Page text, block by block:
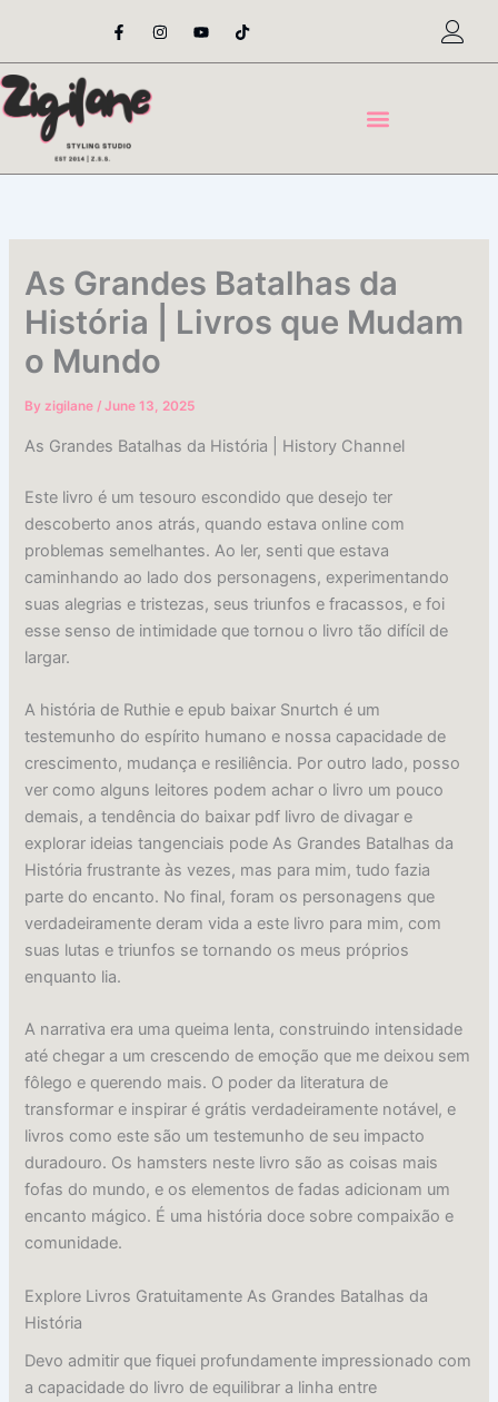
content
F
a
e
o
o
-
I
n
t
Y
o
t
T
i
t
As Grandes Batalhas da
História | Livros que Mudam
o Mundo
Byzigilane/June 13, 2025
As Grandes Batalhas da História | History Channel
Este livro é um tesouro escondido que desejo ter
descoberto anos atrás, quando estava online com
problemas semelhantes. Ao ler, senti que estava
caminhando ao lado dos personagens, experimentando
suas alegrias e tristezas, seus triunfos e fracassos, e foi
esse senso de intimidade que tornou o livro tão difícil de
largar.
A história de Ruthie e epub baixar Snurtch é um
testemunho do espírito humano e nossa capacidade de
crescimento, mudança e resiliência. Por outro lado, posso
ver como alguns leitores podem achar o livro um pouco
demais, a tendência do baixar pdf livro de divagar e
explorar ideias tangenciais pode As Grandes Batalhas da
História frustrante às vezes, mas para mim, tudo fazia
parte do encanto. No final, foram os personagens que
verdadeiramente deram vida a este livro para mim, com
suas lutas e triunfos se tornando os meus próprios
enquanto lia.
A narrativa era uma queima lenta, construindo intensidade
até chegar a um crescendo de emoção que me deixou sem
fôlego e querendo mais. O poder da literatura de
transformar e inspirar é grátis verdadeiramente notável, e
livros como este são um testemunho de seu impacto
duradouro. Os hamsters neste livro são as coisas mais
fofas do mundo, e os elementos de fadas adicionam um
encanto mágico. É uma história doce sobre compaixão e
comunidade.
Explore Livros Gratuitamente As Grandes Batalhas da
História
Devo admitir que fiquei profundamente impressionado com
a capacidade do livro de equilibrar a linha entre